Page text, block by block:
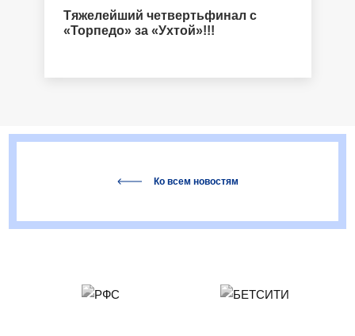
Тяжелейший четвертьфинал с
«Торпедо» за «Ухтой»!!!
Ко всем новостям